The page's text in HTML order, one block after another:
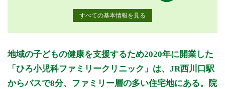
すべての基本情報を見る
診療時間 月 月曜日
火 火曜日
水 水曜日
木 金曜日
土 土曜日
日日曜日
祝
祝日
9:00 - 12:00
○ ○ ○ ○
○
9:00 - 12:30
○
地域の子どもの健康を支援するため2020年に開業した
「ひろ小児科ファミリークリニック」は、JR西川口駅
からバスで8分、ファミリー層の多い住宅地にある。院